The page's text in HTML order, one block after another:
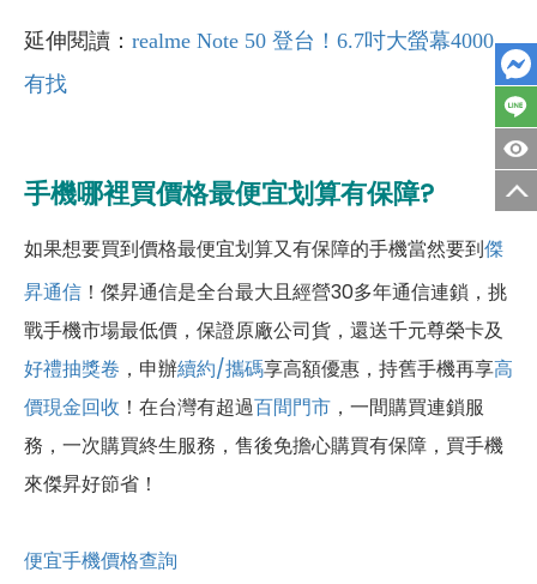
延伸閱讀： realme Note 50 登台！6.7吋大螢幕4000
有找
手機哪裡買價格最便宜划算有保障?
如果想要買到價格最便宜划算又有保障的手機當然要到傑
昇通信 ！傑昇通信是全台最大且經營30多年通信連鎖，挑
戰手機市場最低價，保證原廠公司貨，還送千元尊榮卡及
好禮抽獎卷 ，申辦續約/攜碼享高額優惠，持舊手機再享高
價現金回收 ！ 在台灣有超過百間門市 ，一間購買連鎖服
務，一次購買終生服務，售後免擔心購買有保障，買手機
來傑昇好節省！
便宜手機價格查詢